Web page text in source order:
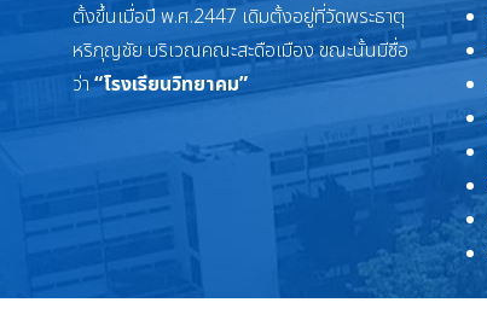
ตั้งขึ้นเมื่อปี พ.ศ.2447 เดิมตั้งอยู่ที่วัดพระธาตุ
หริภุญชัย บริเวณคณะสะดือเมือง ขณะนั้นมีชื่อ
ว่า“โรงเรียนวิทยาคม”